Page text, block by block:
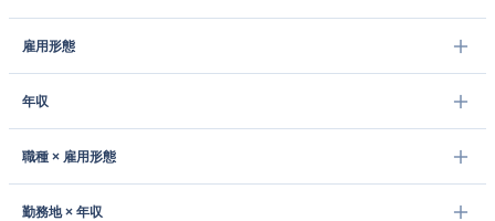
雇用形態
年収
職種 × 雇用形態
勤務地 × 年収